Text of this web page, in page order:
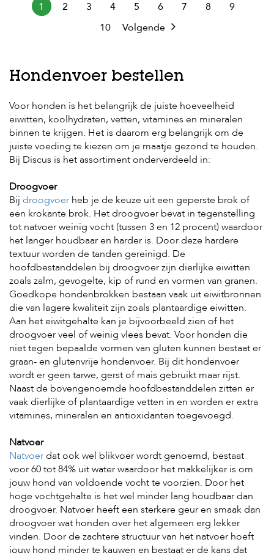
1 2 3 4 5 6 7 8
9
10
Volgende
Hondenvoer bestellen
Voor honden is het belangrijk de juiste hoeveelheid
eiwitten, koolhydraten, vetten, vitamines en mineralen
binnen te krijgen. Het is daarom erg belangrijk om de
juiste voeding te kiezen om je maatje gezond te houden.
Bij Discus is het assortiment onderverdeeld in:
Droogvoer
Bij droogvoer heb je de keuze uit een geperste brok of
een krokante brok. Het droogvoer bevat in tegenstelling
tot natvoer weinig vocht (tussen 3 en 12 procent) waardoor
het langer houdbaar en harder is. Door deze hardere
textuur worden de tanden gereinigd. De
hoofdbestanddelen bij droogvoer zijn dierlijke eiwitten
zoals zalm, gevogelte, kip of rund en vormen van granen.
Goedkope hondenbrokken bestaan vaak uit eiwitbronnen
die van lagere kwaliteit zijn zoals plantaardige eiwitten.
Aan het eiwitgehalte kan je bijvoorbeeld zien of het
droogvoer veel of weinig vlees bevat. Voor honden die
niet tegen bepaalde vormen van gluten kunnen bestaat er
graan- en glutenvrije hondenvoer. Bij dit hondenvoer
wordt er geen tarwe, gerst of mais gebruikt maar rijst.
Naast de bovengenoemde hoofdbestanddelen zitten er
vaak dierlijke of plantaardige vetten in en worden er extra
vitamines, mineralen en antioxidanten toegevoegd.
Natvoer
Natvoerdat ook wel blikvoer wordt genoemd, bestaat
voor 60 tot 84% uit water waardoor het makkelijker is om
jouw hond van voldoende vocht te voorzien. Door het
hoge vochtgehalte is het wel minder lang houdbaar dan
droogvoer. Natvoer heeft een sterkere geur en smaak dan
droogvoer wat honden over het algemeen erg lekker
vinden. Door de zachtere structuur van het natvoer hoeft
jouw hond minder te kauwen en bestaat er de kans dat